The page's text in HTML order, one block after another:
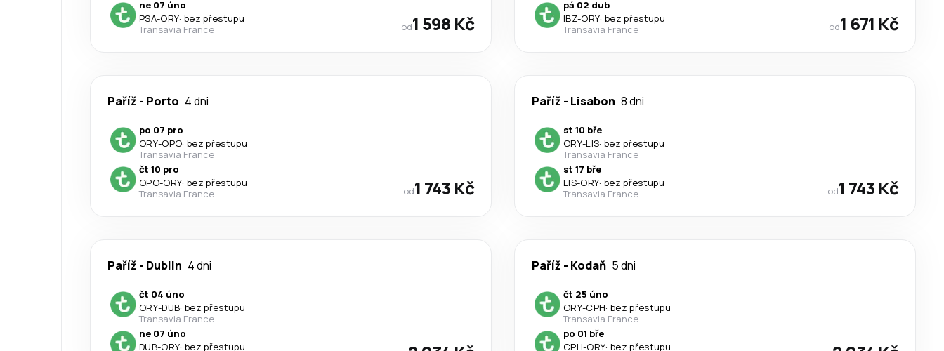
ne 07 úno
PSA-ORY· bez přestupu
Transavia France
od1 598 Kč
pá 02 dub
IBZ-ORY· bez přestupu
Transavia France
od1 671 Kč
Paříž - Porto 4 dni
po 07 pro
ORY-OPO· bez přestupu
Transavia France
čt 10 pro
OPO-ORY· bez přestupu
Transavia France
od1 743 Kč
Paříž - Lisabon 8 dni
st 10 bře
ORY-LIS· bez přestupu
Transavia France
st 17 bře
LIS-ORY· bez přestupu
Transavia France
od1 743 Kč
Paříž - Dublin 4 dni
čt 04 úno
ORY-DUB· bez přestupu
Transavia France
ne 07 úno
DUB-ORY· bez přestupu
Paříž - Kodaň 5 dni
čt 25 úno
ORY-CPH· bez přestupu
Transavia France
po 01 bře
CPH-ORY· bez přestupu